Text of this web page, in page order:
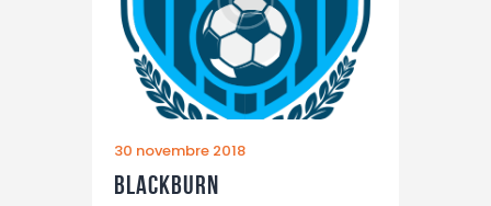
30 novembre 2018
Blackburn